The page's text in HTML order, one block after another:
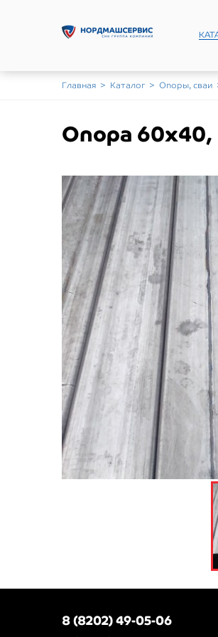
Главная > Каталог > Опоры, сваи
Опора
8 (8202) 49-05-06